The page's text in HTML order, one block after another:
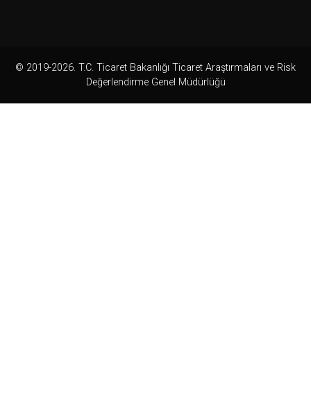
© 2019-2026. T.C. Ticaret Bakanlığı Ticaret Araştırmaları ve Risk
Değerlendirme Genel Müdürlüğü